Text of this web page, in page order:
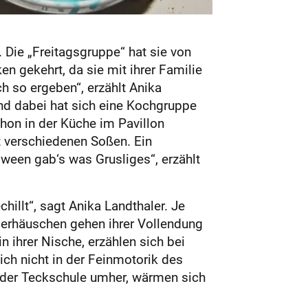
„Freitagsgruppe“ hat sie von
gekehrt, da sie mit ihrer Familie
so ergeben“, erzählt Anika
dabei hat sich eine Kochgruppe
in der Küche im Pavillon
Soßen. Ein
gab‘s was Grusliges“, erzählt
sagt Anika Landthaler. Je
gehen ihrer Vollendung
ihrer Nische, erzählen sich bei
nicht in der Feinmotorik des
Teckschule umher, wärmen sich